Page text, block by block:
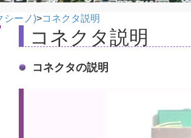
シーノ)>コネクタ説明
コネクタ説明
コネクタの説明